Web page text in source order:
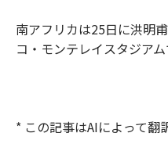
南アフリカは25日に洪明
コ・モンテレイスタジアム
* この記事はAIによって翻